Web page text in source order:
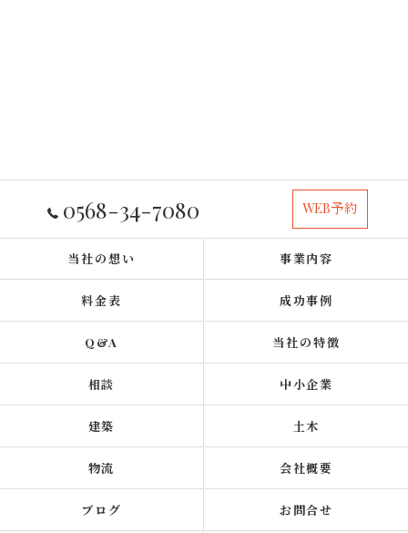
0568-34-7080 WEB予約
当社の想い 事業内容
料金表 成功事例
Q&A 当社の特徴
相談 中小企業
建築 土木
物流 会社概要
ブログ お問合せ